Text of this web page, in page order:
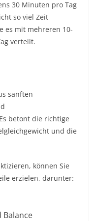
30 Minuten pro Tag
so viel Zeit
es mit mehreren 10-
verteilt.
sanften
betont die richtige
und die
können Sie
erzielen, darunter: